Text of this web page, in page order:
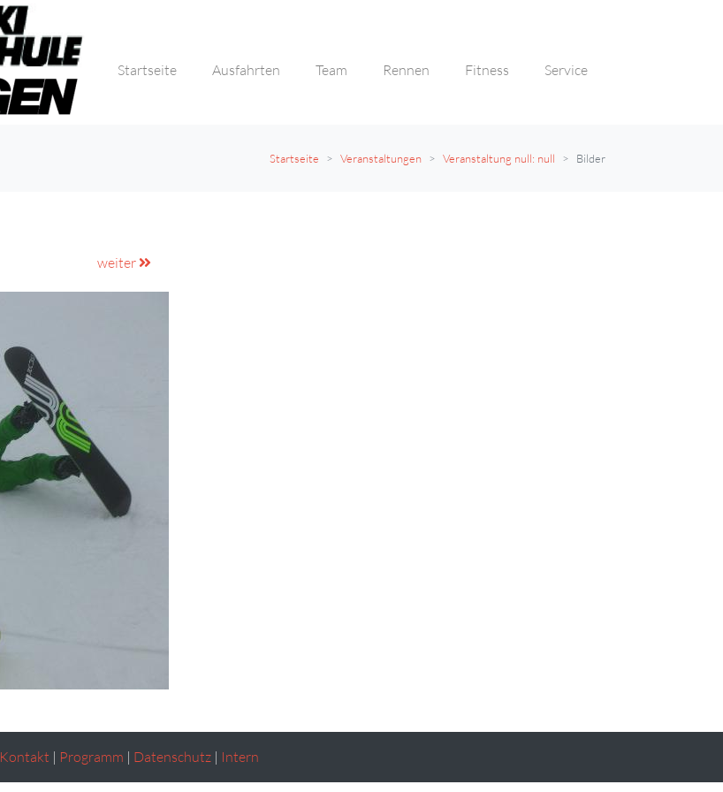
Startseite Ausfahrten Team Rennen Fitness Service
Startseite Veranstaltungen Veranstaltung null: null Bilder
weiter
Kontakt | Programm | Datenschutz | Intern